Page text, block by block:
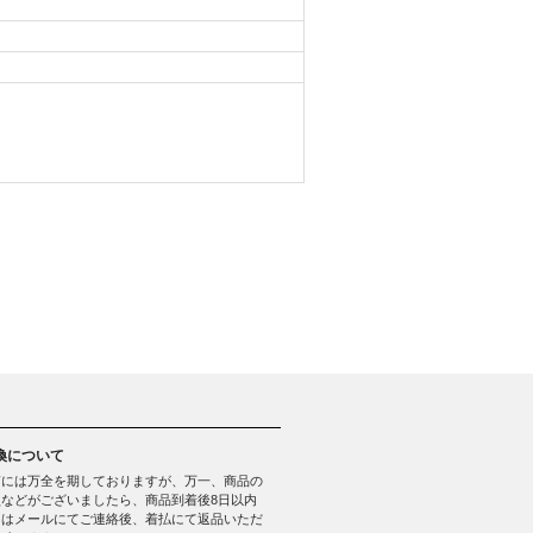
について
は万全を期しておりますが、万一、商品の
どがございましたら、商品到着後8日以内
メールにてご連絡後、着払にて返品いただ